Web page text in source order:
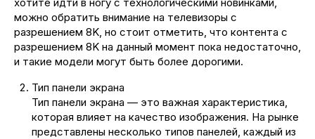
можно обратить внимание на телевизоры с
разрешением 8K, но стоит отметить, что контента с
разрешением 8K на данный момент пока недостаточно,
и такие модели могут быть более дорогими.
Тип панели экрана
Тип панели экрана — это важная характеристика,
которая влияет на качество изображения. На рынке
представлены несколько типов панелей, каждый из